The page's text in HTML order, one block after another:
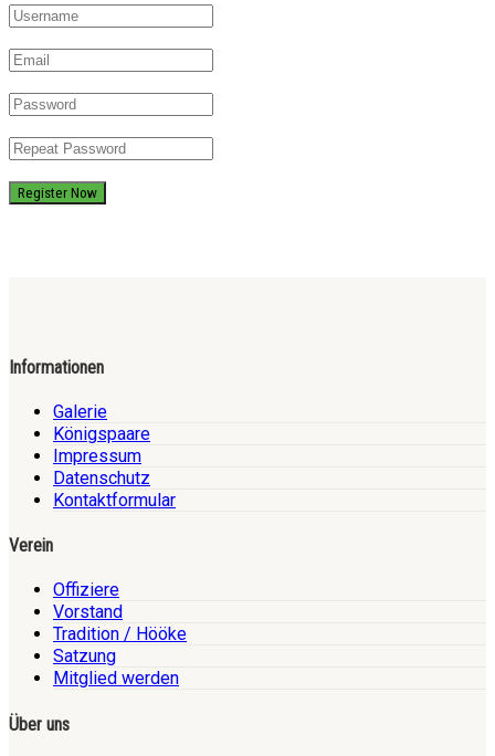
Register Now
Informationen
Galerie
Königspaare
Impressum
Datenschutz
Kontaktformular
Verein
Offiziere
Vorstand
Tradition / Hööke
Satzung
Mitglied werden
Über uns